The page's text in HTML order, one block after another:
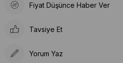
Fiyat Düşünce Haber Ver
Tavsiye Et
Yorum Yaz